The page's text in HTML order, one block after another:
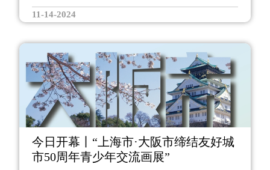
11-14-2024
今日开幕丨“上海市·大阪市缔结友好城
市50周年青少年交流画展”